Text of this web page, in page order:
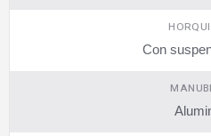
Con